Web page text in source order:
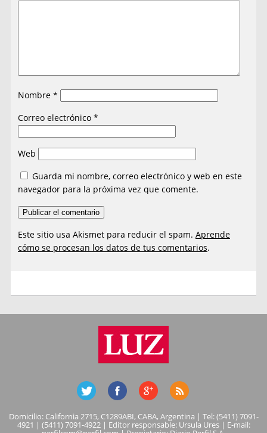
Nombre*
Correo electrónico*
Web
Guarda mi nombre, correo electrónico y web en este
navegador para la próxima vez que comente.
Este sitio usa Akismet para reducir el spam.Aprende
cómo se procesan los datos de tus comentarios.
Domicilio: California 2715, C1289ABI, CABA, Argentina | Tel: (5411) 7091-
4921 | (5411) 7091-4922 | Editor responsable: Ursula Ures | E-mail: